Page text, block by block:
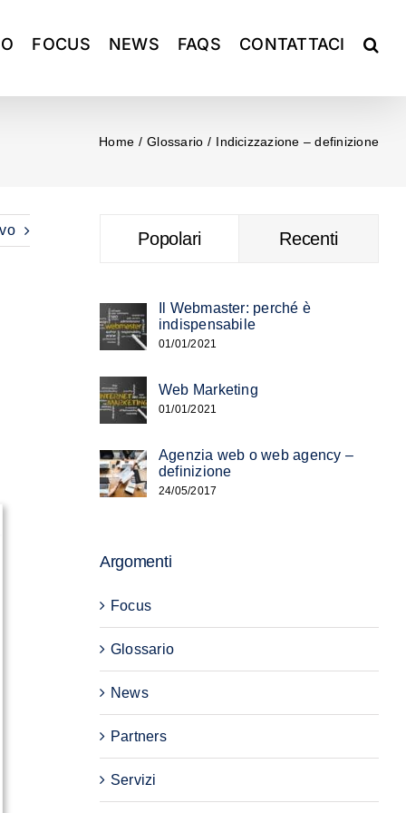
FOCUS NEWS FAQS CONTATTACI
Home Glossario Indicizzazione – definizione
Popolari Recenti
Il Webmaster: perché è
indispensabile
01/01/2021
Web Marketing
01/01/2021
Agenzia web o web agency –
definizione
24/05/2017
Argomenti
Focus
Glossario
News
Partners
Servizi